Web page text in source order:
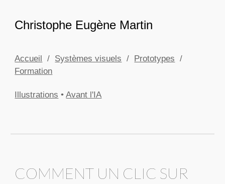
Skip to main content
Christophe Eugène Martin
Accueil / Systèmes visuels / Prototypes /
Formation
Illustrations •Avant l'IA
COMMENT UN CLIC SUR